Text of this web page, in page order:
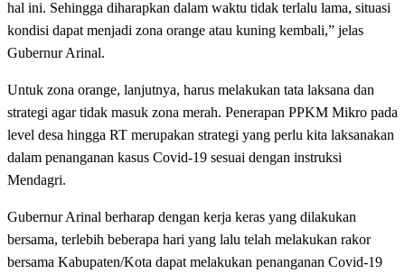
hal ini. Sehingga diharapkan dalam waktu tidak terlalu lama, situasi
kondisi dapat menjadi zona orange atau kuning kembali,” jelas
Gubernur Arinal.
Untuk zona orange, lanjutnya, harus melakukan tata laksana dan
strategi agar tidak masuk zona merah. Penerapan PPKM Mikro pada
level desa hingga RT merupakan strategi yang perlu kita laksanakan
dalam penanganan kasus Covid-19 sesuai dengan instruksi
Mendagri.
Gubernur Arinal berharap dengan kerja keras yang dilakukan
bersama, terlebih beberapa hari yang lalu telah melakukan rakor
bersama Kabupaten/Kota dapat melakukan penanganan Covid-19